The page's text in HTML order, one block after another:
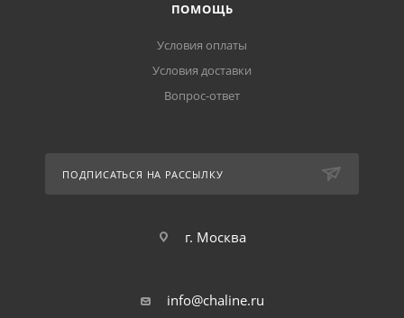
ПОМОЩЬ
Условия оплаты
Условия доставки
Вопрос-ответ
ПОДПИСАТЬСЯ НА РАССЫЛКУ
г. Москва
info@chaline.ru